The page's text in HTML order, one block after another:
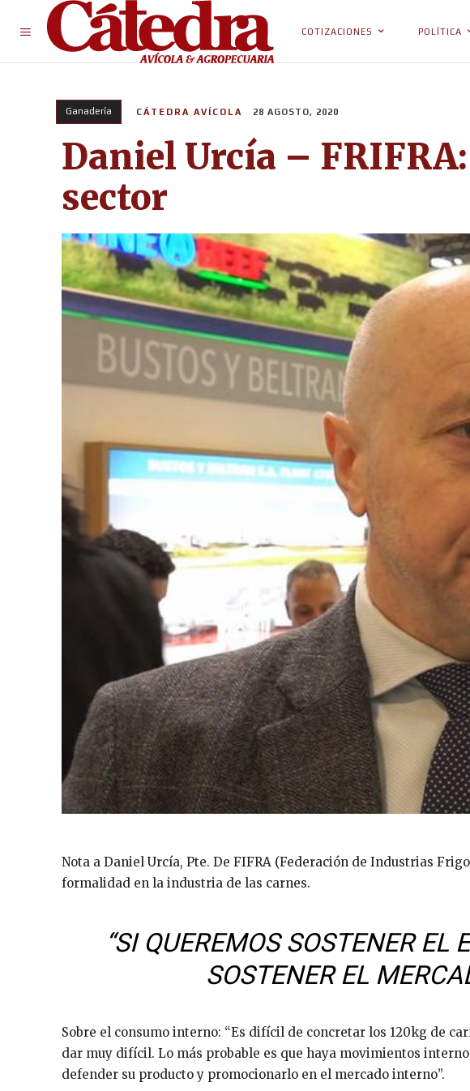
COTIZACIONES POLÍTICA
Ganadería CÁTEDRA AVÍCOLA 28 AGOSTO, 2020
Daniel Urcía –
sector
Nota a Daniel Urcía, Pte. De FIFRA (Federación de Industrias
formalidad en la industria de las carnes.
“SI QUEREMOS SOSTENER EL
SOSTENER EL
Sobre el consumo interno: “Es difícil de concretar los 120kg de
dar muy difícil. Lo más probable es que haya movimientos
defender su producto y promocionarlo en el mercado interno”.